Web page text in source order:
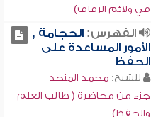
في ولائم الزفاف)
الفهرس:الحجامة ,
الأمور المساعدة على
الحفظ
للشيخ: محمد المنجد
جزء من محاضرة ( طالب العلم
والحفظ)